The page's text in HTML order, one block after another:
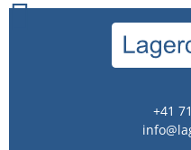
+41